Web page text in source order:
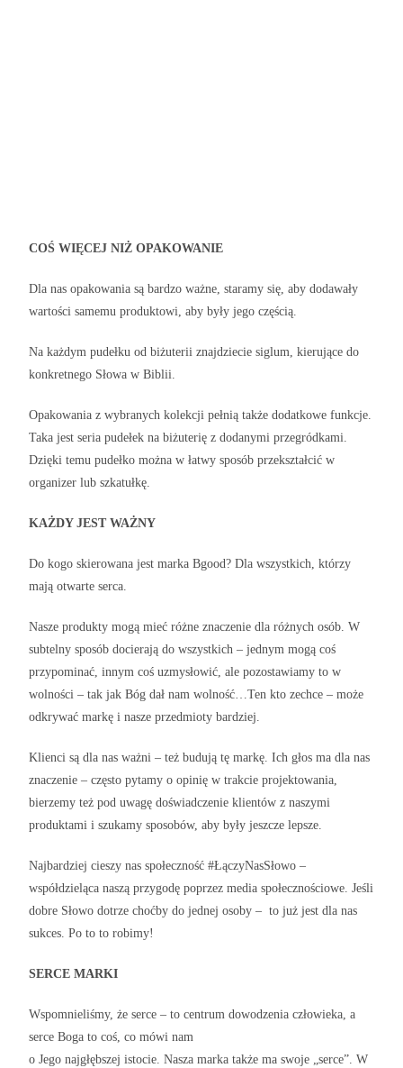
COŚ WIĘCEJ NIŻ OPAKOWANIE
Dla nas opakowania są bardzo ważne, staramy się, aby dodawały
wartości samemu produktowi, aby były jego częścią.
Na każdym pudełku od biżuterii znajdziecie siglum, kierujące do
konkretnego Słowa w Biblii.
Opakowania z wybranych kolekcji pełnią także dodatkowe funkcje.
Taka jest seria pudełek na biżuterię z dodanymi przegródkami.
Dzięki temu pudełko można w łatwy sposób przekształcić w
organizer lub szkatułkę.
KAŻDY JEST WAŻNY
Do kogo skierowana jest marka Bgood? Dla wszystkich, którzy
mają otwarte serca.
Nasze produkty mogą mieć różne znaczenie dla różnych osób. W
subtelny sposób docierają do wszystkich – jednym mogą coś
przypominać, innym coś uzmysłowić, ale pozostawiamy to w
wolności – tak jak Bóg dał nam wolność…Ten kto zechce – może
odkrywać markę i nasze przedmioty bardziej.
Klienci są dla nas ważni – też budują tę markę. Ich głos ma dla nas
znaczenie – często pytamy o opinię w trakcie projektowania,
bierzemy też pod uwagę doświadczenie klientów z naszymi
produktami i szukamy sposobów, aby były jeszcze lepsze.
Najbardziej cieszy nas społeczność #ŁączyNasSłowo –
współdzieląca naszą przygodę poprzez media społecznościowe. Jeśli
dobre Słowo dotrze choćby do jednej osoby – to już jest dla nas
sukces. Po to to robimy!
SERCE MARKI
Wspomnieliśmy, że serce – to centrum dowodzenia człowieka, a
serce Boga to coś, co mówi nam
o Jego najgłębszej istocie. Nasza marka także ma swoje „serce”. W